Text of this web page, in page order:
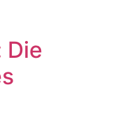
Die